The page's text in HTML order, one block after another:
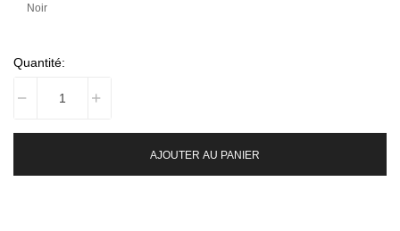
Noir
Quantité:
AJOUTER AU PANIER